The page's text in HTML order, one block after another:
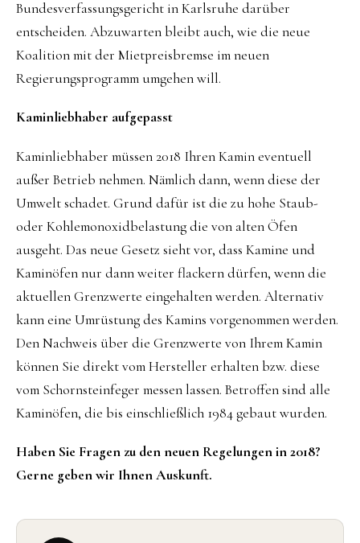
Bundesverfassungsgericht in Karlsruhe darüber
entscheiden. Abzuwarten bleibt auch, wie die neue
Koalition mit der Mietpreisbremse im neuen
Regierungsprogramm umgehen will.
Kaminliebhaber aufgepasst
Kaminliebhaber müssen 2018 Ihren Kamin eventuell
außer Betrieb nehmen. Nämlich dann, wenn diese der
Umwelt schadet. Grund dafür ist die zu hohe Staub-
oder Kohlemonoxidbelastung die von alten Öfen
ausgeht. Das neue Gesetz sieht vor, dass Kamine und
Kaminöfen nur dann weiter flackern dürfen, wenn die
aktuellen Grenzwerte eingehalten werden. Alternativ
kann eine Umrüstung des Kamins vorgenommen werden.
Den Nachweis über die Grenzwerte von Ihrem Kamin
können Sie direkt vom Hersteller erhalten bzw. diese
vom Schornsteinfeger messen lassen. Betroffen sind alle
Kaminöfen, die bis einschließlich 1984 gebaut wurden.
Haben Sie Fragen zu den neuen Regelungen in 2018?
Gerne geben wir Ihnen Auskunft.